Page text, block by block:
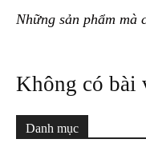
Những sản phẩm mà
Không có bài
Danh mục